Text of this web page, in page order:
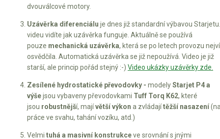
Zahradní traktory
Řetězové pily
Náhradní díly pro křovinořezy
dvouválcové motory.
Uzávěrka diferenciálu je dnes již standardní výbavou
videu vidíte jak uzávěrka funguje. Aktuálně se používá
pouze mechanická uzávěrka, která se po letech provozu
osvědčila. Automatická uzávěrka se již nepoužívá. Video je již
starší, ale princip pořád stejný :-) Video ukázky uzávěrky zde.
Zesílené hydrostatické převodovky - modelyStarjet P4 a
výšejsou vybaveny převodovkami Tuff Torq K62, které
jsou robustnější, majívětší výkon a zvládajítěžší nasazení
práce ve svahu, tahání vozíku, atd.)
Velmi tuhá a masivní konstrukceve srovnání s jnými